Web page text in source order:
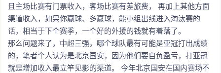
且主场比赛有门票收入，客场比赛有差旅费， 再加上其他方面
渠道收入，如果你赢球、多赢球，能小组出线进入淘汰赛的
话，相当于下个赛季，一个好的外援的钱就有着落了。
那么问题来了，中超三强，哪个球队最有可能是亚冠打出成绩
的，笔者个人认为是北京国安，因为他们要自负盈亏，打亚冠
就是增加收入最立竿见影的渠道。 今年北京国安在国内赛场不